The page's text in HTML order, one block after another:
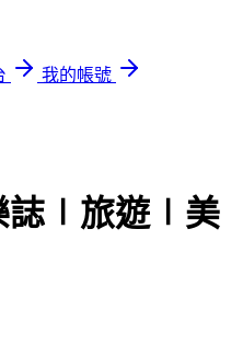
我的帳號
誌∣旅遊∣美